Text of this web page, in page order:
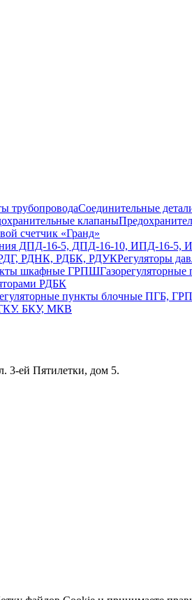
Соединительные
счетчик «Гранд»
ДПД-16-5, ДПД-16-10, ИПД-16-5,
Регуляторы
РДБК
ТКУ. БКУ, МКВ
3-ей Пятилетки, дом 5.